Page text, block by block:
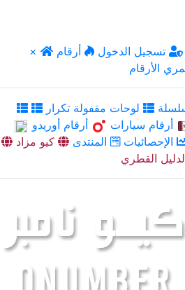
× تسجيل الدخول
أرقام
الأرقام
لوحات مقفولة تكرار
أرقام سيارات
أرقام أوريدو
الإحصائيات المنتدى
كيو مزاد
القطري